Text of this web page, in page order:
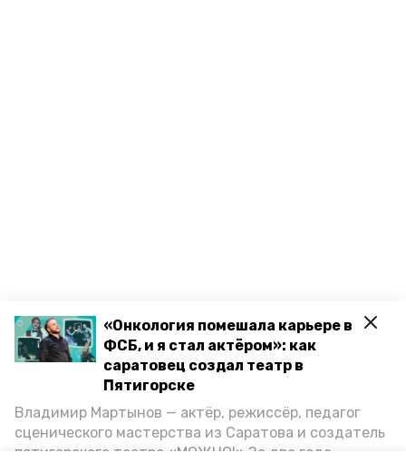
«Онкология помешала карьере в
ФСБ, и я стал актёром»: как
саратовец создал театр в
Пятигорске
Владимир Мартынов — актёр, режиссёр, педагог
сценического мастерства из Саратова и создатель
пятигорского театра «МОЖНО!» За два года